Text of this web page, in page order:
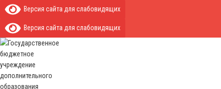
Версия сайта для слабовидящих
Версия сайта для слабовидящих